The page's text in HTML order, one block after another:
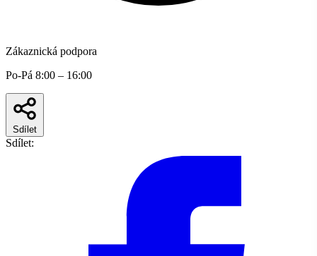
Zákaznická podpora
Po-Pá 8:00 – 16:00
Sdílet
Sdílet: